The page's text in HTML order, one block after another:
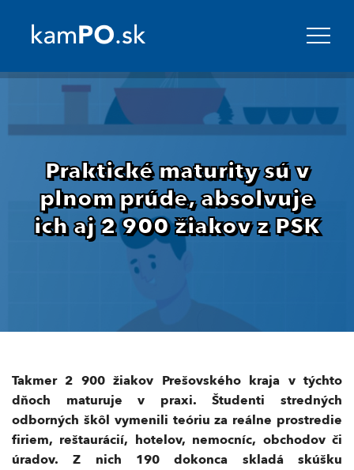
Praktické maturity sú v
plnom prúde, absolvuje
ich aj 2 900 žiakov z PSK
Takmer 2 900 žiakov Prešovského kraja v týchto
dňoch maturuje v praxi. Študenti stredných
odborných škôl vymenili teóriu za reálne prostredie
firiem, reštaurácií, hotelov, nemocníc, obchodov či
úradov. Z nich 190 dokonca skladá skúšku